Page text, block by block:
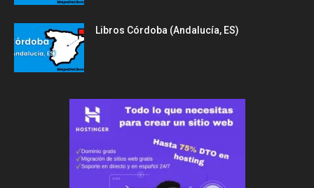
Libros Córdoba (Andalucía, ES)